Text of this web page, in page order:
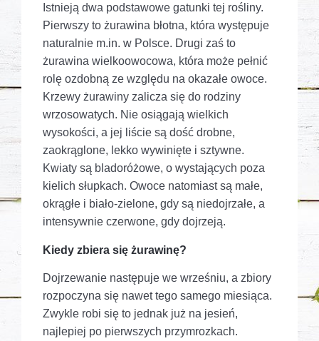
Istnieją dwa podstawowe gatunki tej rośliny.
Pierwszy to żurawina błotna, która występuje
naturalnie m.in. w Polsce. Drugi zaś to
żurawina wielkoowocowa, która może pełnić
rolę ozdobną ze względu na okazałe owoce.
Krzewy żurawiny zalicza się do rodziny
wrzosowatych. Nie osiągają wielkich
wysokości, a jej liście są dość drobne,
zaokrąglone, lekko wywinięte i sztywne.
Kwiaty są bladoróżowe, o wystających poza
kielich słupkach. Owoce natomiast są małe,
okrągłe i biało-zielone, gdy są niedojrzałe, a
intensywnie czerwone, gdy dojrzeją.
Kiedy zbiera się żurawinę?
Dojrzewanie następuje we wrześniu, a zbiory
rozpoczyna się nawet tego samego miesiąca.
Zwykle robi się to jednak już na jesień,
najlepiej po pierwszych przymrozkach.